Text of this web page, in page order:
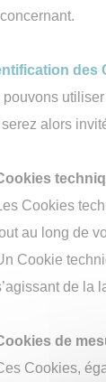
des
pouvons
alors
Les Cookies
au long de
Cookie
de la
de
Cookies,